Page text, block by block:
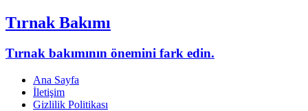
Tırnak Bakımı
Tırnak bakımının önemini fark edin.
Ana Sayfa
İletişim
Gizlilik Politikası